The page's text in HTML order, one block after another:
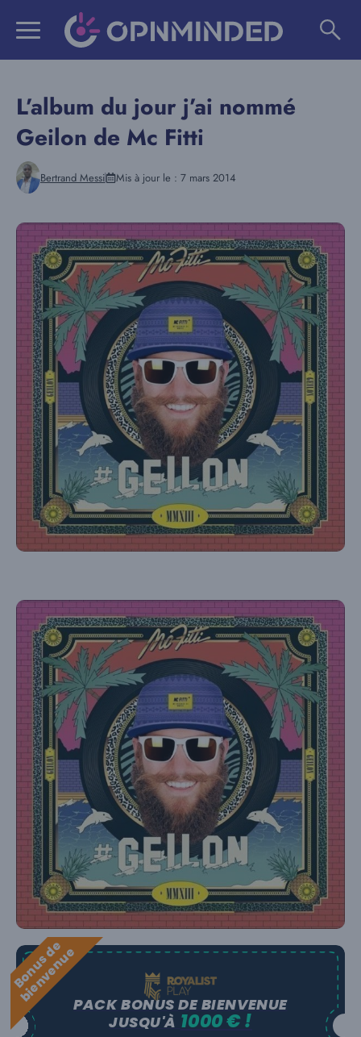
L’album du jour j’ai nommé
Geilon de Mc Fitti
Bertrand Messi Mis à jour le : 7 mars 2014
B
o
n
u
s
d
e
b
i
e
n
v
e
n
u
ePACK BONUS DE BIENVENUE
JUSQU'À 1000 € !